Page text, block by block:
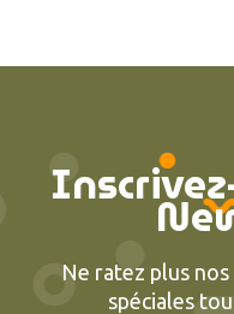
Ne ratez plus
spéciales